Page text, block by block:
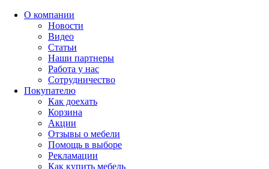
О компании
Новости
Видео
Статьи
Наши партнеры
Работа у нас
Сотрудничество
Покупателю
Как доехать
Корзина
Акции
Отзывы о мебели
Помощь в выборе
Рекламации
Как купить мебель